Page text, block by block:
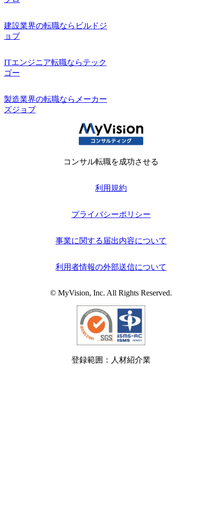
建設業界の転職ならビルドジ
ョブ
ITエンジニア転職ならテック
ゴー
製造業界の転職ならメーカー
ズジョブ
コンサル転職を成功させる
利用規約
プライバシーポリシー
事業に関する届出内容について
利用者情報の外部送信について
© MyVision, Inc. All Rights Reserved.
登録範囲：人材紹介業